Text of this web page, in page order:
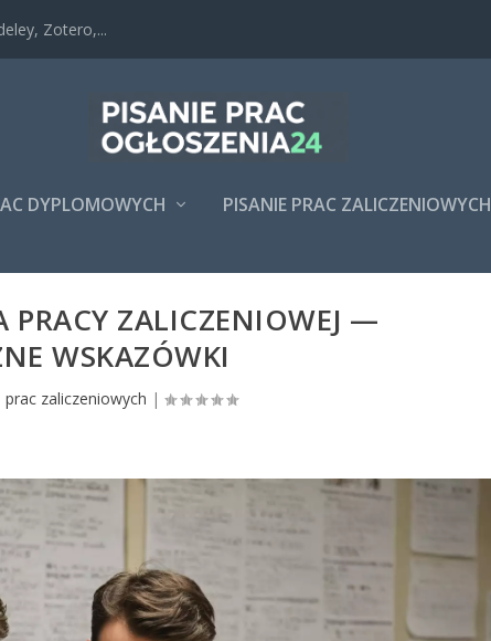
Zotero,...
DYPLOMOWYCH PISANIE PRAC ZALICZENIOWYCH
PRACY ZALICZENIOWEJ —
WSKAZÓWKI
prac zaliczeniowych |